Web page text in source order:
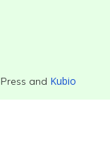
and Kubio